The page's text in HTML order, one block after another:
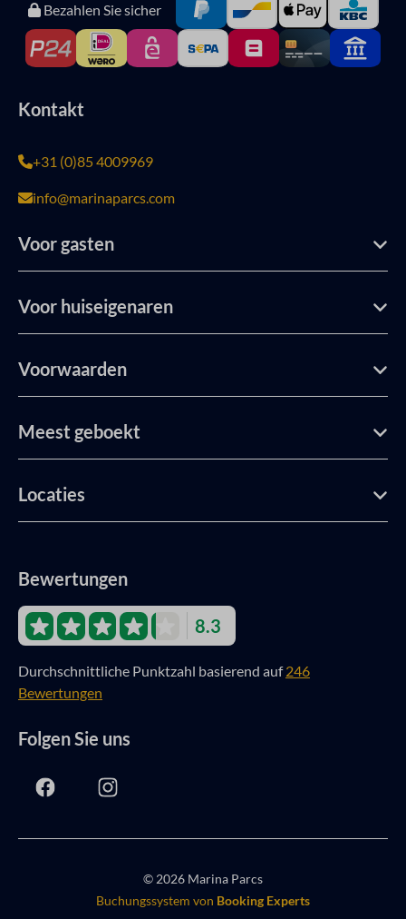
Bezahlen Sie sicher
Kontakt
+31 (0)85 4009969
info@marinaparcs.com
Voor gasten
Voor huiseigenaren
Voorwaarden
Meest geboekt
Locaties
Bewertungen
8.3
Durchschnittliche Punktzahl basierend auf246
Bewertungen
Folgen Sie uns
© 2026 Marina Parcs
Buchungssystem von Booking Experts